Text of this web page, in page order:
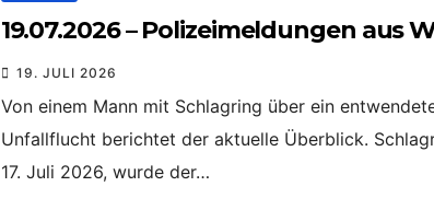
19.07.2026 – Polizeimeldungen aus
19. JULI 2026
Von einem Mann mit Schlagring über ein
Unfallflucht berichtet der aktuelle Überblick.
17. Juli 2026, wurde der…